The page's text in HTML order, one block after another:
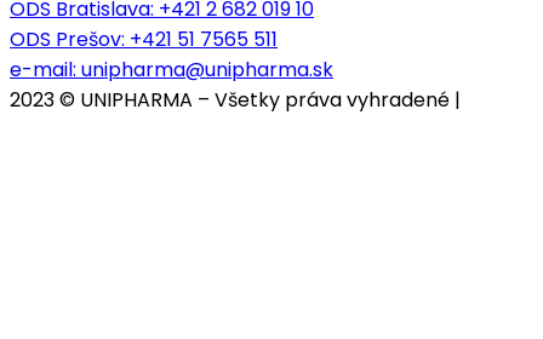
ODS Bratislava: +421 2 682 019 10
ODS Prešov: +421 51 7565 511
e-mail: unipharma@unipharma.sk
2023 © UNIPHARMA – Všetky práva vyhradené |